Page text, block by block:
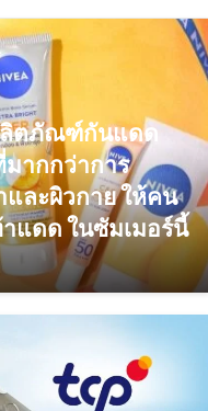
ลิตภัณฑ์กันแดด
ากกว่าการ
ละผิวกาย ให้คน
าแดด ในซัมเมอร์นี้